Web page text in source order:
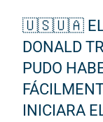
🇺🇸🇺🇦 EL
DONALD
PUDO
INICIARA